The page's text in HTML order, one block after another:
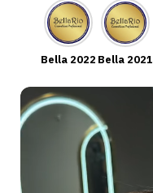
Bella 2021
Bella 2022